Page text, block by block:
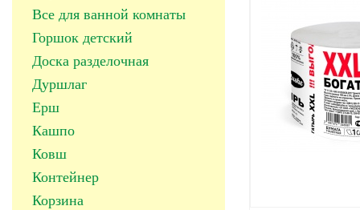
Все для ванной комнаты
Горшок детский
Доска разделочная
Дуршлаг
Ерш
Кашпо
Ковш
Контейнер
Корзина